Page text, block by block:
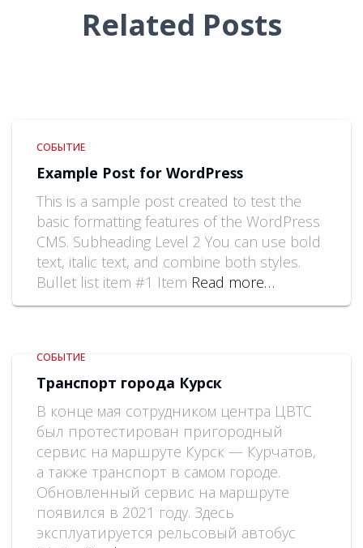
Related Posts
СОБЫТИЕ
Example Post for WordPress
This is a sample post created to test the
basic formatting features of the WordPress
CMS. Subheading Level 2 You can use bold
text, italic text, and combine both styles.
Bullet list item #1 Item Read more…
СОБЫТИЕ
Транспорт города Курск
В конце мая сотрудником центра ЦВТС
был протестирован пригородный
сервис на маршруте Курск — Курчатов,
а также транспорт в самом городе.
Обновленный сервис на маршруте
появился в 2021 году. Здесь
эксплуатируется рельсовый автобус